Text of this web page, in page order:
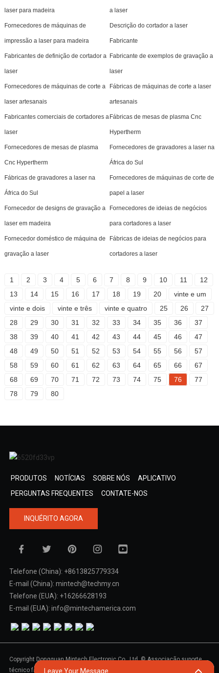
laser para madeira a laser
Fornecedores de máquinas de
impressão a laser para madeira
Descrição do cortador a laser
Fabricante
Fabricantes de definição de cortador a
laser
Fabricante de exemplos de gravação a
laser
Fornecedores de máquinas de corte a
laser artesanais
Fábricas de máquinas de corte a laser
artesanais
Fabricantes comerciais de cortadores a
laser
Fábricas de mesas de plasma Cnc
Hypertherm
Fornecedores de mesas de plasma
Cnc Hypertherm
Fornecedores de gravadores a laser na
África do Sul
Fábricas de gravadores a laser na
África do Sul
Fornecedores de máquinas de corte de
papel a laser
Fornecedor de designs de gravação a
laser em madeira
Fornecedores de ideias de negócios
para cortadores a laser
Fornecedor doméstico de máquina de
gravação a laser
Fábricas de ideias de negócios para
cortadores a laser
1 2 3 4 5 6 7 8 9 10 11
12
13
14 15 16 17 18 19 20
vinte e um
vinte e dois
vinte e três vinte e quatro 25 26
27
28
29 30 31 32 33 34 35 36
37
38
39 40 41 42 43 44 45 46
47
48
49 50 51 52 53 54 55 56
57
58
59 60 61 62 63 64 65 66
67
68
69 70 71 72 73 74 75 76
77
78
79 80
PRODUTOS NOTÍCIAS SOBRE NÓS
APLICATIVO
PERGUNTAS FREQUENTES
CONTATE-NOS
INQUÉRITO AGORA
Telefone (China): +8613825779334
E-mail (China): mintech@techmy.cn
Telefone (EUA): +16266628193
E-mail (EUA): info@mintechamerica.com
Copyright Dongguan Mintech Electronic Co., Ltd. © Associação suporte
técnico fácil.Mapa do site,SitemapTrans,
Leave Your Message